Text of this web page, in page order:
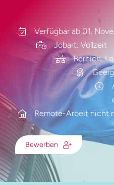
Verfügbar ab 01.
Jobart: Vollzeit
Bereich:
Remote-Arbeit nicht
Bewerben